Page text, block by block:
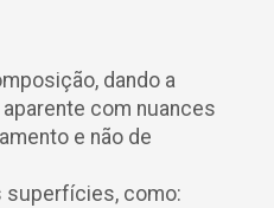
dando a
com nuances
e não de
superfícies, como: